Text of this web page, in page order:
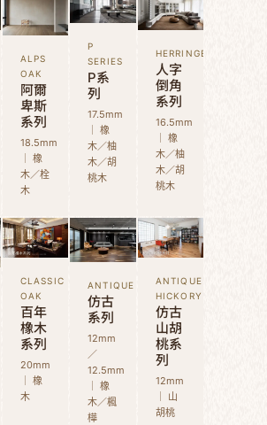
ALPS
OAK
阿爾
卑斯
系列
18.5mm
｜ 橡
木／栓
木
P
SERIES
P系
列
17.5mm
｜ 橡
木／柚
木／胡
桃木
HERRINGBONE
人字
倒角
系列
16.5mm
｜ 橡
木／柚
木／胡
桃木
CLASSIC
OAK
百年
橡木
系列
20mm
｜ 橡
木
ANTIQUE
仿古
系列
12mm
／
12.5mm
｜ 橡
木／楓
樺
ANTIQUE
HICKORY
仿古
山胡
桃系
列
12mm
｜ 山
胡桃